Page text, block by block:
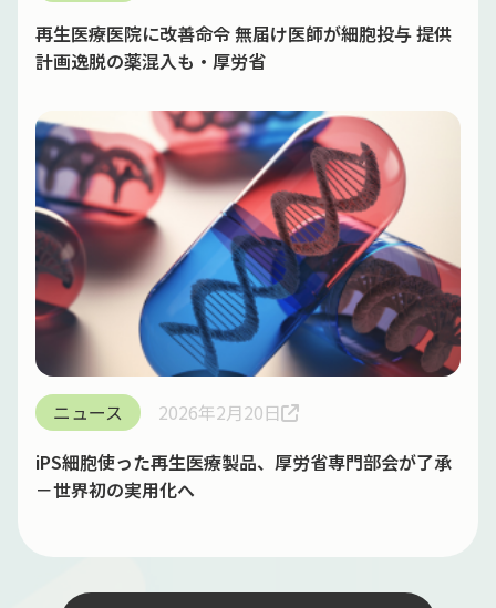
再生医療医院に改善命令 無届け医師が細胞投与 提供
計画逸脱の薬混入も・厚労省
ニュース
2026年2月20日
iPS細胞使った再生医療製品、厚労省専門部会が了承
－世界初の実用化へ